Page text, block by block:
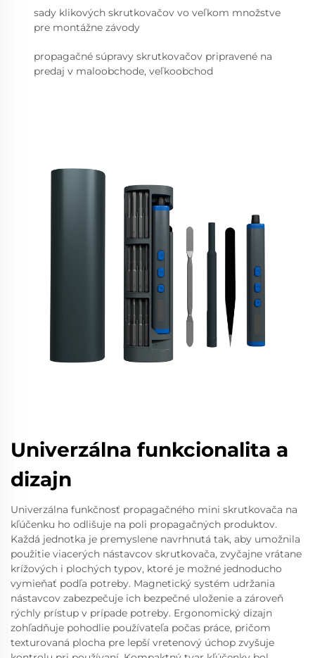
sady klikových skrutkovačov vo veľkom množstve
pre montážne závody
propagačné súpravy skrutkovačov pripravené na
predaj v maloobchode, veľkoobchod
Univerzálna funkcionalita a
dizajn
Univerzálna funkčnosť propagačného mini skrutkovača na
kľúčenku ho odlišuje na poli propagačných produktov.
Každá jednotka je premyslene navrhnutá tak, aby umožnila
použitie viacerých nástavcov skrutkovača, zvyčajne vrátane
krížových i plochých typov, ktoré je možné jednoducho
vymieňať podľa potreby. Magnetický systém udržania
nástavcov zabezpečuje ich bezpečné uloženie a zároveň
rýchly prístup v prípade potreby. Ergonomický dizajn
zohľadňuje pohodlie používateľa počas práce, pričom
texturovaná plocha pre lepší vretenový úchop zvyšuje